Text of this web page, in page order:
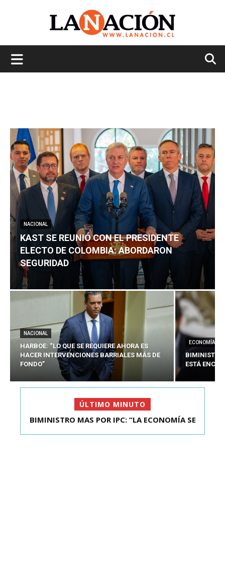
NACIONAL
KAST SE REUNIÓ CON EL PRESIDENTE
ELECTO DE COLOMBIA: ABORDARON
SEGURIDAD
NACIONAL
HARBOE: “LO QUE SE REQUIERE AHORA ES
HACER INTERVENCIONES BARRIALES MÁS DE
FONDO”
ECONOMÍA
BIMINISTRO
ESTÁ
ÚLTIMO MINUTO
KAST SE REUNIÓ CON EL PRESIDENTE ELECTO DE
BIMINISTRO MAS POR IPC: “LA ECONOMÍA SE